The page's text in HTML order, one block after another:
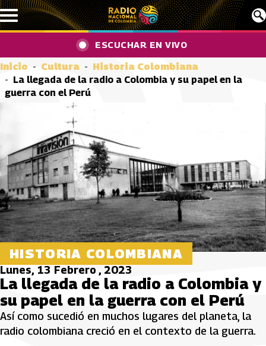
Pasar al contenido principal
ESCUCHAR EN VIVO
Inicio Cultura
Historia Colombiana
La llegada de la radio a Colombia y su papel en la
guerra con el Perú
HISTORIA COLOMBIANA
Lunes, 13 Febrero , 2023
La llegada de la radio a Colombia y
su papel en la guerra con el Perú
Así como sucedió en muchos lugares del planeta, la
radio colombiana creció en el contexto de la guerra.